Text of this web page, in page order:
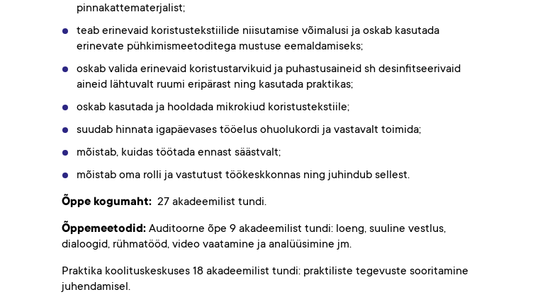
pinnakattematerjalist;
teab erinevaid koristustekstiilide niisutamise võimalusi ja oskab kasutada
erinevate pühkimismeetoditega mustuse eemaldamiseks;
oskab valida erinevaid koristustarvikuid ja puhastusaineid sh desinfitseerivaid
aineid lähtuvalt ruumi eripärast ning kasutada praktikas;
oskab kasutada ja hooldada mikrokiud koristustekstiile;
suudab hinnata igapäevases tööelus ohuolukordi ja vastavalt toimida;
mõistab, kuidas töötada ennast säästvalt;
mõistab oma rolli ja vastutust töökeskkonnas ning juhindub sellest.
Õppe kogumaht: 27 akadeemilist tundi.
Õppemeetodid: Auditoorne õpe 9 akadeemilist tundi: loeng, suuline vestlus,
dialoogid, rühmatööd, video vaatamine ja analüüsimine jm.
Praktika koolituskeskuses 18 akadeemilist tundi: praktiliste tegevuste sooritamine
juhendamisel.